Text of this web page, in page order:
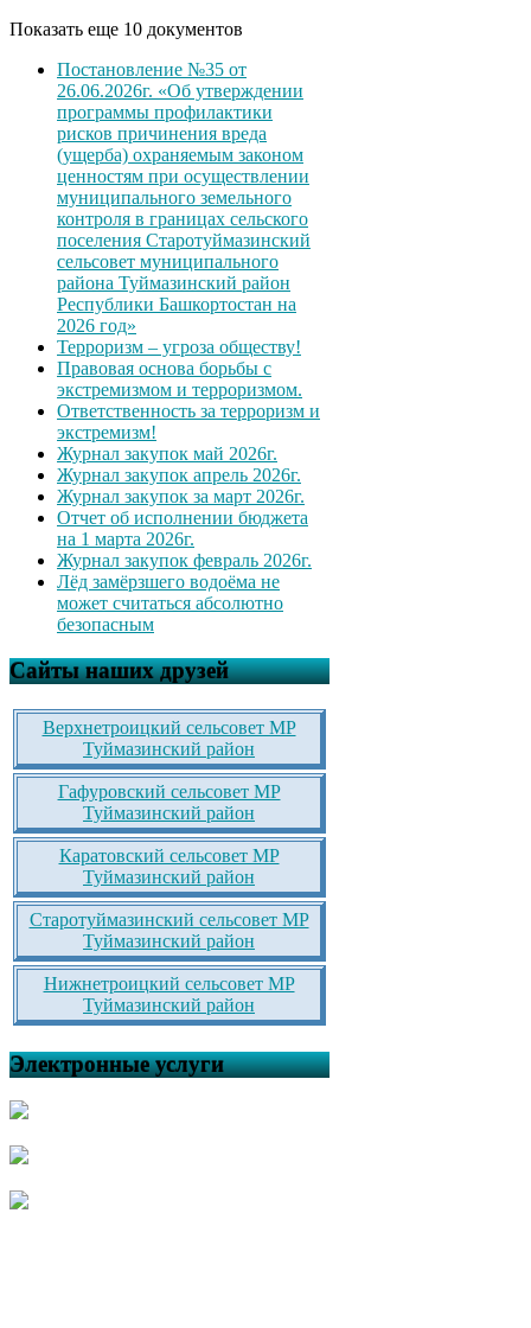
Показать еще 10 документов
Постановление №35 от
26.06.2026г. «Об утверждении
программы профилактики
рисков причинения вреда
(ущерба) охраняемым законом
ценностям при осуществлении
муниципального земельного
контроля в границах сельского
поселения Старотуймазинский
сельсовет муниципального
района Туймазинский район
Республики Башкортостан на
2026 год»
Терроризм – угроза обществу!
Правовая основа борьбы с
экстремизмом и терроризмом.
Ответственность за терроризм и
экстремизм!
Журнал закупок май 2026г.
Журнал закупок апрель 2026г.
Журнал закупок за март 2026г.
Отчет об исполнении бюджета
на 1 марта 2026г.
Журнал закупок февраль 2026г.
Лёд замёрзшего водоёма не
может считаться абсолютно
безопасным
Сайты наших друзей
Верхнетроицкий сельсовет МР
Туймазинский район
Гафуровский сельсовет МР
Туймазинский район
Каратовский сельсовет МР
Туймазинский район
Старотуймазинский сельсовет МР
Туймазинский район
Нижнетроицкий сельсовет МР
Туймазинский район
Электронные услуги